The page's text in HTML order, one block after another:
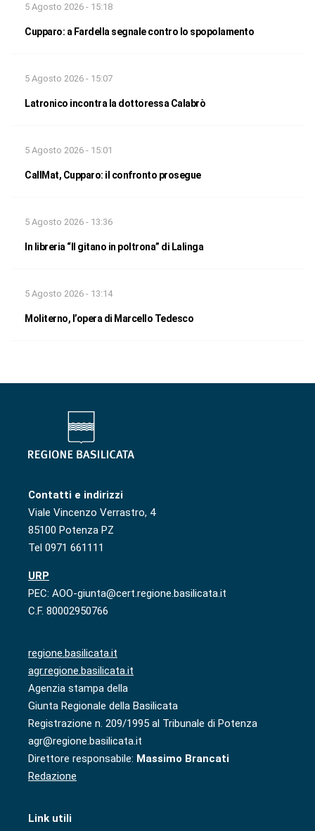
5 Agosto 2026 - 15:18
Cupparo: a Fardella segnale contro lo spopolamento
5 Agosto 2026 - 15:07
Latronico incontra la dottoressa Calabrò
5 Agosto 2026 - 15:01
CallMat, Cupparo: il confronto prosegue
5 Agosto 2026 - 13:36
In libreria “Il gitano in poltrona” di Lalinga
5 Agosto 2026 - 13:14
Moliterno, l’opera di Marcello Tedesco
Contatti e indirizzi
Viale Vincenzo Verrastro, 4
85100 Potenza PZ
Tel 0971 661111
URP
PEC: AOO-giunta@cert.regione.basilicata.it
C.F. 80002950766
regione.basilicata.it
agr.regione.basilicata.it
Agenzia stampa della
Giunta Regionale della Basilicata
Registrazione n. 209/1995 al Tribunale di Potenza
agr@regione.basilicata.it
Direttore responsabile: Massimo Brancati
Redazione
Link utili